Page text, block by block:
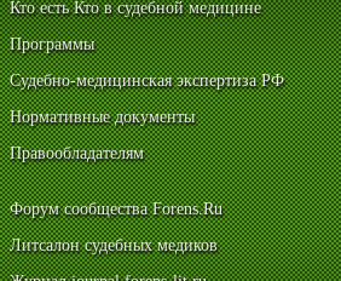
Кто есть Кто в судебной медицине
Программы
Судебно-медицинская экспертиза РФ
Нормативные документы
Правообладателям
Форум сообщества Forens.Ru
Литсалон судебных медиков